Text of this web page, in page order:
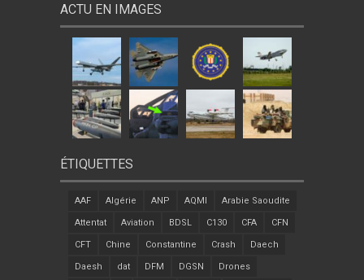
ACTU EN IMAGES
ÉTIQUETTES
AAF Algérie ANP AQMI Arabie Saoudite
Attentat Aviation BDSL C130 CFA CFN
CFT Chine Constantine Crash Daech
Daesh dat DFM DGSN Drones